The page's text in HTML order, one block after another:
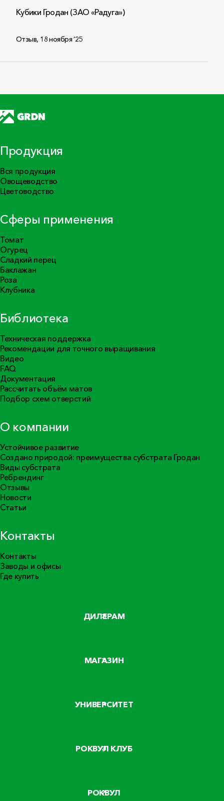
Кубики Гродан (ЗАО «Радуга»)
Отзыв, 18 ноября ‘25
Продукция
Вся продукция
Овощеводство
Цветоводство
Сферы применения
Томат
Огурец
Сладкий перец
Баклажан
Роза
Клубника
Библиотека
Техническая поддержка
Рекомендации для точного выращивания
Видео
FAQ
Документация
Рассчитать объём матов
Подбор схем отверстий
О компании
Устойчивое развитие
Создано природой: преимущества субстрата Гродан
Виды субстрата
Ребрендинг
Отзывы
Новости
Статьи
Контакты
Контакты
Заводы и офисы
Где купить
ДИЛЕРАМ
МАГАЗИН
УНИВЕРСИТЕТ
РОКВУЛ КЛУБ
РОКВУЛ